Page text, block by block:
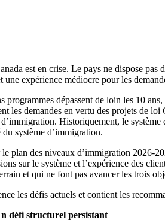
est en crise. Le pays ne dispose
expérience médiocre pour les
programmes dépassent de loin les 10
les demandes en vertu des projets de
Historiquement, le
système d’immigration.
plan des niveaux d’immigration 2026-
sur le système et l’expérience des
et qui ne font pas avancer les trois
les défis actuels et contient les
défi structurel persistant